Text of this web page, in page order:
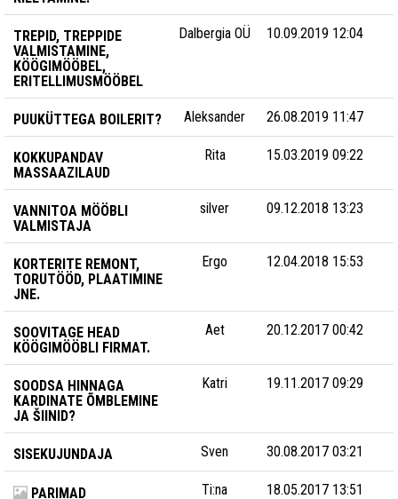
TREPID, TREPPIDE
VALMISTAMINE,
KÖÖGIMÖÖBEL,
ERITELLIMUSMÖÖBEL
Dalbergia OÜ 10.09.2019 12:04
PUUKÜTTEGA BOILERIT? Aleksander 26.08.2019 11:47
KOKKUPANDAV
MASSAAZILAUD
Rita 15.03.2019 09:22
VANNITOA MÖÖBLI
VALMISTAJA
silver 09.12.2018 13:23
KORTERITE REMONT,
TORUTÖÖD, PLAATIMINE
JNE.
Ergo 12.04.2018 15:53
SOOVITAGE HEAD
KÖÖGIMÖÖBLI FIRMAT.
Aet 20.12.2017 00:42
SOODSA HINNAGA
KARDINATE ÕMBLEMINE
JA ŠIINID?
Katri 19.11.2017 09:29
SISEKUJUNDAJA Sven 30.08.2017 03:21
PARIMAD
Ti:na 18.05.2017 13:51